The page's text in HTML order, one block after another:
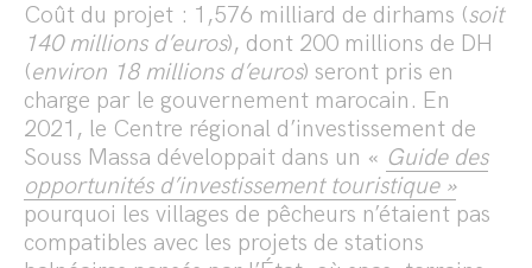
Coût du projet : 1,576 milliard de dirhams (soit
140 millions d’euros), dont 200 millions de DH
(environ 18 millions d’euros) seront pris en
charge par le gouvernement marocain. En
2021, le Centre régional d’investissement de
Souss Massa développait dans un « Guide des
opportunités d’investissement touristique »
pourquoi les villages de pêcheurs n’étaient pas
compatibles avec les projets de stations